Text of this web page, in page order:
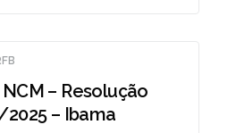
– Resolução
2025 – Ibama